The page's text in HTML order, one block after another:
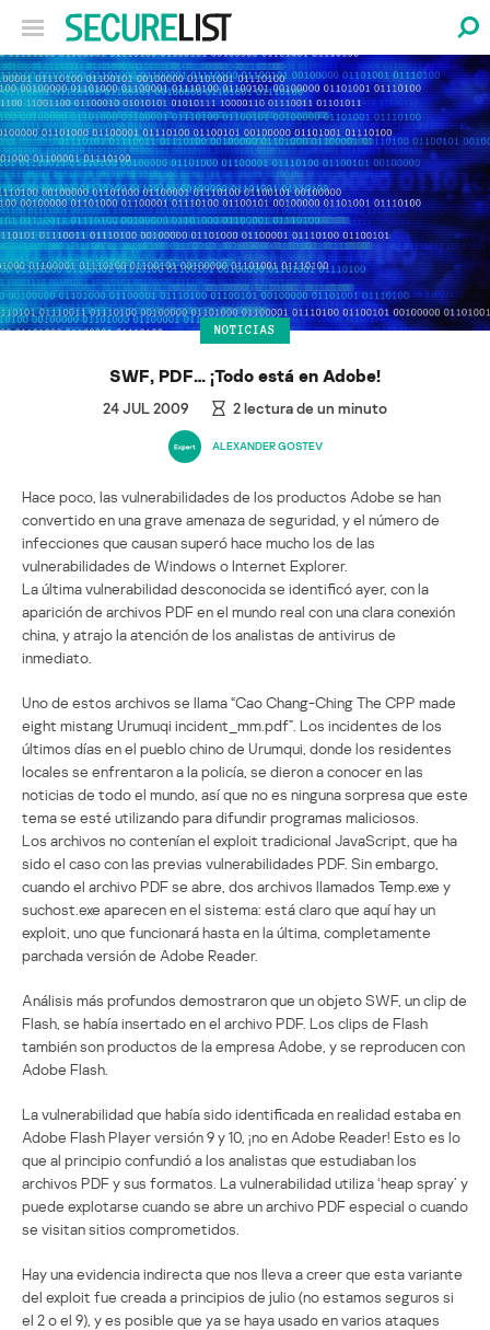
NOTICIAS
SWF, PDF… ¡Todo está en Adobe!
24 JUL 2009 2lectura de un minuto
ALEXANDER GOSTEV
Hace poco, las vulnerabilidades de los productos Adobe se han
convertido en una grave amenaza de seguridad, y el número de
infecciones que causan superó hace mucho los de las
vulnerabilidades de Windows o Internet Explorer.
La última vulnerabilidad desconocida se identificó ayer, con la
aparición de archivos PDF en el mundo real con una clara conexión
china, y atrajo la atención de los analistas de antivirus de
inmediato.
Uno de estos archivos se llama “Cao Chang-Ching The CPP made
eight mistang Urumuqi incident_mm.pdf”. Los incidentes de los
últimos días en el pueblo chino de Urumqui, donde los residentes
locales se enfrentaron a la policía, se dieron a conocer en las
noticias de todo el mundo, así que no es ninguna sorpresa que este
tema se esté utilizando para difundir programas maliciosos.
Los archivos no contenían el exploit tradicional JavaScript, que ha
sido el caso con las previas vulnerabilidades PDF. Sin embargo,
cuando el archivo PDF se abre, dos archivos llamados Temp.exe y
suchost.exe aparecen en el sistema: está claro que aquí hay un
exploit, uno que funcionará hasta en la última, completamente
parchada versión de Adobe Reader.
Análisis más profundos demostraron que un objeto SWF, un clip de
Flash, se había insertado en el archivo PDF. Los clips de Flash
también son productos de la empresa Adobe, y se reproducen con
Adobe Flash.
La vulnerabilidad que había sido identificada en realidad estaba en
Adobe Flash Player versión 9 y 10, ¡no en Adobe Reader! Esto es lo
que al principio confundió a los analistas que estudiaban los
archivos PDF y sus formatos. La vulnerabilidad utiliza ‘heap spray’ y
puede explotarse cuando se abre un archivo PDF especial o cuando
se visitan sitios comprometidos.
Hay una evidencia indirecta que nos lleva a creer que esta variante
del exploit fue creada a principios de julio (no estamos seguros si
el 2 o el 9), y es posible que ya se haya usado en varios ataques